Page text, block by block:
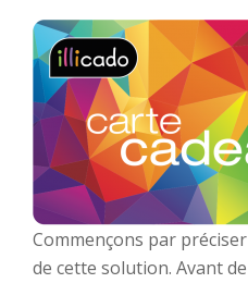
Commençons par
de cette solution. Avant